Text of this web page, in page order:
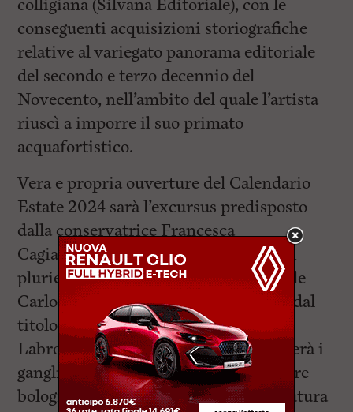
colligiana (Silvana Editoriale), con le
conseguenti acquisizioni storiografiche
relative al variegato panorama editoriale
del secondo e terzo decennio del
Novecento, nell’ambito del quale l’artista
riuscì a imporre il suo primato
acquafortistico.
Vera e propria ouverture del Calendario
Estate 2024 sarà l’excursus predisposto
dalla conservatrice Francesca
Cagianelli, relativo alla mission ormai
pluriennale della Pinacoteca Comunale
Carlo Servolini, che nella conferenza dal
titolo “Itinerari di Cesare Ratta tra i
Labronici del Novecento” puntualizzerà i
gangli del raffinato progetto dell’editore
bolognese, finalizzati alla strategica sutura